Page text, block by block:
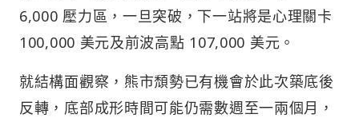
6,000 壓力區，一旦突破，下一站將是心理關卡
100,000 美元及前波高點 107,000 美元。
就結構面觀察，熊市頹勢已有機會於此次築底後
反轉，底部成形時間可能仍需數週至一兩個月，